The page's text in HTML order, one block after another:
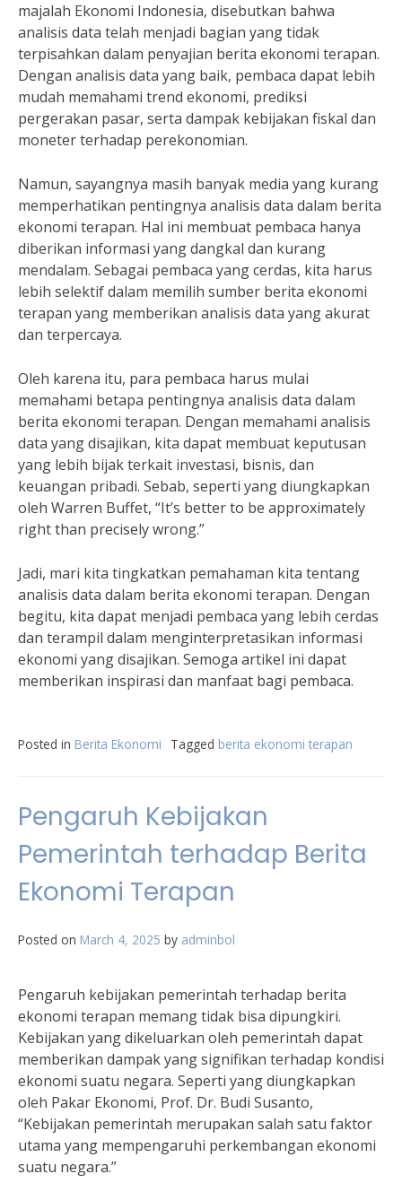
majalah Ekonomi Indonesia, disebutkan bahwa
analisis data telah menjadi bagian yang tidak
terpisahkan dalam penyajian berita ekonomi terapan.
Dengan analisis data yang baik, pembaca dapat lebih
mudah memahami trend ekonomi, prediksi
pergerakan pasar, serta dampak kebijakan fiskal dan
moneter terhadap perekonomian.
Namun, sayangnya masih banyak media yang kurang
memperhatikan pentingnya analisis data dalam berita
ekonomi terapan. Hal ini membuat pembaca hanya
diberikan informasi yang dangkal dan kurang
mendalam. Sebagai pembaca yang cerdas, kita harus
lebih selektif dalam memilih sumber berita ekonomi
terapan yang memberikan analisis data yang akurat
dan terpercaya.
Oleh karena itu, para pembaca harus mulai
memahami betapa pentingnya analisis data dalam
berita ekonomi terapan. Dengan memahami analisis
data yang disajikan, kita dapat membuat keputusan
yang lebih bijak terkait investasi, bisnis, dan
keuangan pribadi. Sebab, seperti yang diungkapkan
oleh Warren Buffet, “It’s better to be approximately
right than precisely wrong.”
Jadi, mari kita tingkatkan pemahaman kita tentang
analisis data dalam berita ekonomi terapan. Dengan
begitu, kita dapat menjadi pembaca yang lebih cerdas
dan terampil dalam menginterpretasikan informasi
ekonomi yang disajikan. Semoga artikel ini dapat
memberikan inspirasi dan manfaat bagi pembaca.
Posted in Berita Ekonomi Tagged berita ekonomi terapan
Pengaruh Kebijakan
Pemerintah terhadap Berita
Ekonomi Terapan
Posted on March 4, 2025 by adminbol
Pengaruh kebijakan pemerintah terhadap berita
ekonomi terapan memang tidak bisa dipungkiri.
Kebijakan yang dikeluarkan oleh pemerintah dapat
memberikan dampak yang signifikan terhadap kondisi
ekonomi suatu negara. Seperti yang diungkapkan
oleh Pakar Ekonomi, Prof. Dr. Budi Susanto,
“Kebijakan pemerintah merupakan salah satu faktor
utama yang mempengaruhi perkembangan ekonomi
suatu negara.”